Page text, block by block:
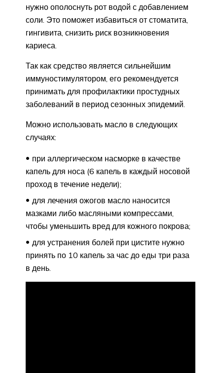
нужно ополоснуть рот водой с добавлением
соли. Это поможет избавиться от стоматита,
гингивита, снизить риск возникновения
кариеса.
Так как средство является сильнейшим
иммуностимулятором, его рекомендуется
принимать для профилактики простудных
заболеваний в период сезонных эпидемий.
Можно использовать масло в следующих
случаях:
при аллергическом насморке в качестве
капель для носа (6 капель в каждый носовой
проход в течение недели);
для лечения ожогов масло наносится
мазками либо масляными компрессами,
чтобы уменьшить вред для кожного покрова;
для устранения болей при цистите нужно
принять по 10 капель за час до еды три раза
в день.